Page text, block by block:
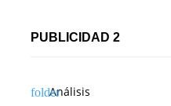
PUBLICIDAD 2
Análisis